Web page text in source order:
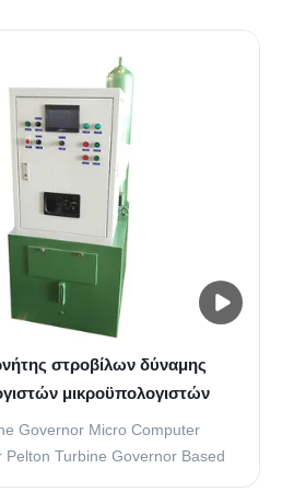
στροβίλων δύναμης
μικροϋπολογιστών
ταχύτητας στροβίλων
60hz Pelton
Governor Micro Computer
Pelton Turbine Governor Based
products, Smart Control*